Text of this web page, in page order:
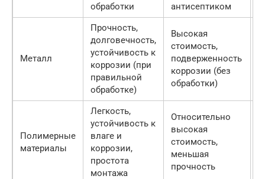
обработки
антисептиком
Металл
Прочность,
долговечность,
устойчивость к
коррозии (при
правильной
обработке)
Высокая
стоимость,
подверженность
коррозии (без
обработки)
Полимерные
материалы
Легкость,
устойчивость к
влаге и
коррозии,
простота
монтажа
Относительно
высокая
стоимость,
меньшая
прочность